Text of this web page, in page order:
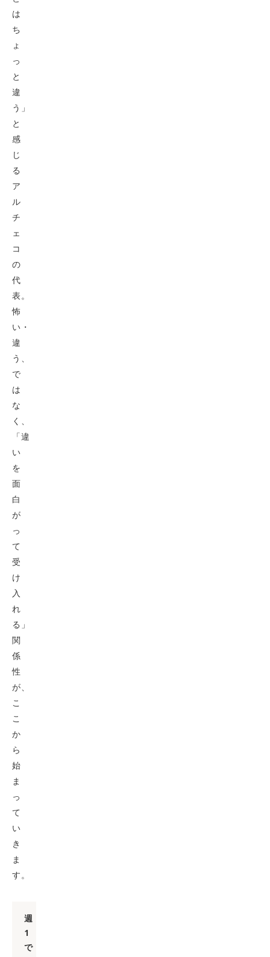
は
ち
ょ
っ
と
違
う」
と
感
じ
る
ア
ル
チ
ェ
コ
の
代
表。
怖
い・
違
う、
で
は
な
く、
「違
い
を
面
白
が
っ
て
受
け
入
れ
る」
関
係
性
が、
こ
こ
か
ら
始
ま
っ
て
い
き
ま
す。
週
1
で